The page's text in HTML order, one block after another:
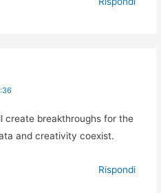
create breakthroughs for the
and creativity coexist.
Rispondi